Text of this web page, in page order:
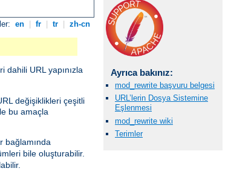
en fr tr zh-cn
dahili URL yapınızla
değişiklikleri çeşitli
bu amaçla
bağlamında
bile oluşturabilir.
Ayrıca bakınız:
mod_rewrite başvuru belgesi
URL’lerin Dosya Sistemine
Eşlenmesi
mod_rewrite wiki
Terimler